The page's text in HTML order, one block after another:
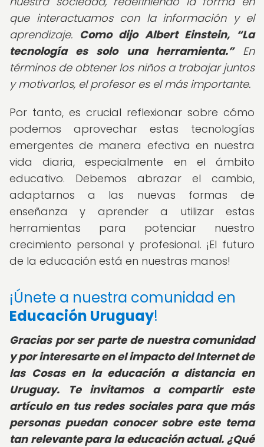
que interactuamos con la información y el
aprendizaje. Como dijo Albert Einstein,
La
tecnología es solo una herramienta. En
términos de obtener los niños a trabajar juntos
y motivarlos, el profesor es el más importante.
Por tanto, es crucial reflexionar sobre cómo
podemos aprovechar estas tecnologías
emergentes de manera efectiva en nuestra
vida diaria, especialmente en el ámbito
educativo. Debemos abrazar el cambio,
adaptarnos a las nuevas formas de
enseñanza y aprender a utilizar estas
herramientas para potenciar nuestro
crecimiento personal y profesional. ¡El futuro
de la educación está en nuestras manos!
¡Únete a nuestra comunidad en
Educación Uruguay!
Gracias por ser parte de nuestra comunidad
y por interesarte en el impacto del Internet de
las Cosas en la educación a distancia en
Uruguay. Te invitamos a compartir este
artículo en tus redes sociales para que más
personas puedan conocer sobre este tema
tan relevante para la educación actual. ¿Qué